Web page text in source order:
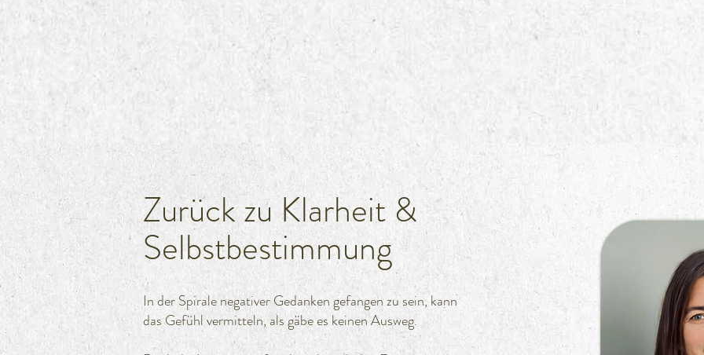
Zurück zu Klarheit &
Selbstbestimmung
In der Spirale negativer Gedanken gefangen zu sein, kann
das Gefühl vermitteln, als gäbe es keinen Ausweg.